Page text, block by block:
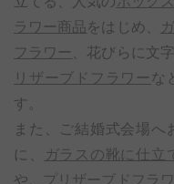
ラワー商品をはじめ、
フラワー
、花びらに文
リザーブドフラワー な
す。
また、ご結婚式会場へ
に、
ガラスの靴に仕立
や、
プリザーブドフラ